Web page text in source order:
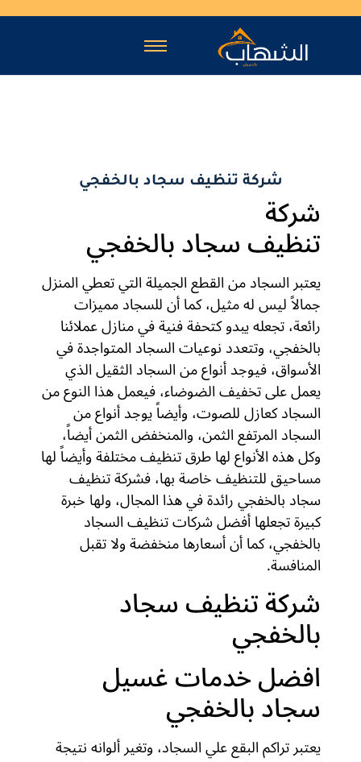
شركة تنظيف سجاد بالخفجي
شركة
تنظيف سجاد بالخفجي
يعتبر السجاد من القطع الجميلة التي تعطي المنزل
جمالاً ليس له مثيل، كما أن للسجاد مميزات
رائعة، تجعله يبدو كتحفة فنية في منازل عملائنا
بالخفجي، وتتعدد نوعيات السجاد المتواجدة في
الأسواق، فيوجد أنواع من السجاد الثقيل الذي
يعمل على تخفيف الضوضاء، فيعمل هذا النوع من
السجاد كعازل للصوت، وأيضاً يوجد أنواع من
السجاد المرتفع الثمن، والمنخفض الثمن أيضاً،
وكل هذه الأنواع لها طرق تنظيف مختلفة وأيضاً لها
مساحيق للتنظيف خاصة بها، فشركة تنظيف
سجاد بالخفجي رائدة في هذا المجال، ولها خبرة
كبيرة تجعلها أفضل شركات تنظيف السجاد
بالخفجي، كما أن أسعارها منخفضة ولا تقبل
المنافسة.
شركة تنظيف سجاد
بالخفجي
افضل خدمات غسيل
سجاد بالخفجي
يعتبر تراكم البقع علي السجاد، وتغير ألوانه نتيجة